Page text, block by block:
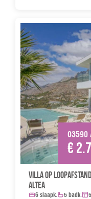
03590
€
Villa op
Altea
6 slaapk. 5 badk.